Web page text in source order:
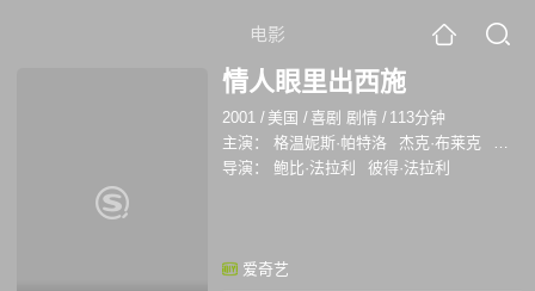
电影
情人眼里出西施
2001 / 美国 /喜剧 剧情 / 113分钟
主演：
格温妮斯·帕特洛 杰克·布莱克
杰森
导演：
鲍比·法拉利 彼得·法拉利
爱奇艺